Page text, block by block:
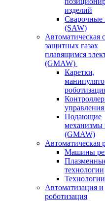
изделий
Сварочные
(SAW)
Автоматическая
защитных газах
плавящимся
(GMAW)
Каретки,
Подающие
механизмы
(GMAW)
Автоматическая
Машины
технологии
Технологии
Автоматизация и
роботизация